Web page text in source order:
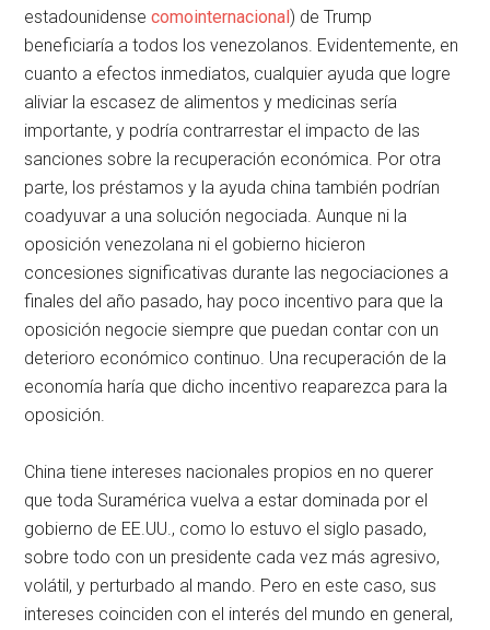
estadounidensecomointernacional) de Trump
beneficiaría a todos los venezolanos. Evidentemente, en
cuanto a efectos inmediatos, cualquier ayuda que logre
aliviar la escasez de alimentos y medicinas sería
importante, y podría contrarrestar el impacto de las
sanciones sobre la recuperación económica. Por otra
parte, los préstamos y la ayuda china también podrían
coadyuvar a una solución negociada. Aunque ni la
oposición venezolana ni el gobierno hicieron
concesiones significativas durante las negociaciones a
finales del año pasado, hay poco incentivo para que la
oposición negocie siempre que puedan contar con un
deterioro económico continuo. Una recuperación de la
economía haría que dicho incentivo reaparezca para la
oposición.
China tiene intereses nacionales propios en no querer
que toda Suramérica vuelva a estar dominada por el
gobierno de EE.UU., como lo estuvo el siglo pasado,
sobre todo con un presidente cada vez más agresivo,
volátil, y perturbado al mando. Pero en este caso, sus
intereses coinciden con el interés del mundo en general,